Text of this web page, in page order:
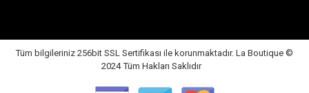
Tüm bilgileriniz 256bit SSL Sertifikası ile korunmaktadır. La Boutique ©
2024 Tüm Hakları Saklıdır